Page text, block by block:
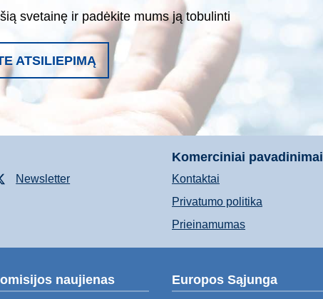
svetainę ir padėkite mums ją tobulinti
ATSILIEPIMĄ
Newsletter
Komerciniai pavadinimai
Kontaktai
Privatumo politika
Prieinamumas
naujienas Europos Sąjunga